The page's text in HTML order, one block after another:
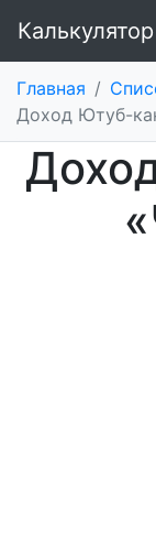
Главная /
Доход Ютуб-